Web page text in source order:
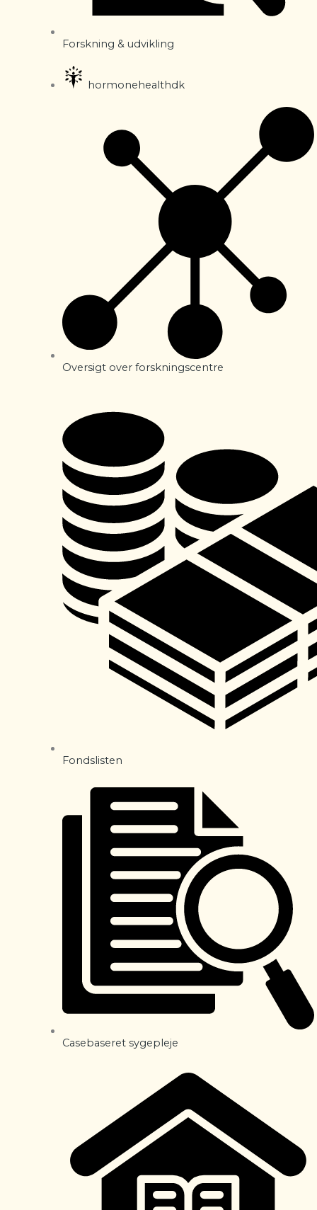
Forskning & udvikling
hormonehealthdk
Oversigt over forskningscentre
Fondslisten
Casebaseret sygepleje